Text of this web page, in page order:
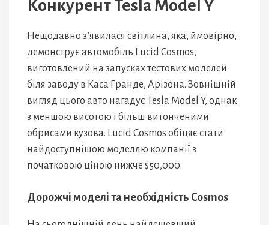
Конкурент Tesla Model Y
Нещодавно з’явилася світлина, яка, ймовірно,
демонструє автомобіль Lucid Cosmos,
виготовлений на запусках тестових моделей
біля заводу в Каса Гранде, Арізона. Зовнішній
вигляд цього авто нагадує Tesla Model Y, однак
з меншою висотою і більш витонченими
обрисами кузова. Lucid Cosmos обіцяє стати
найдоступнішою моделлю компанії з
початковою ціною нижче $50,000.
Дорожчі моделі та необхідність Cosmos